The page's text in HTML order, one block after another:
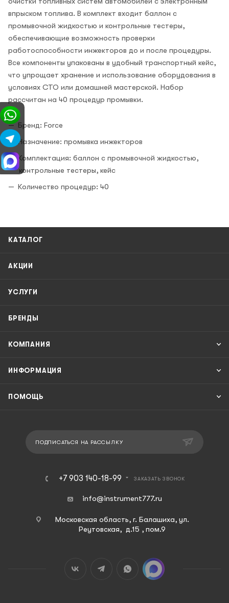
впрыском топлива. В комплект входит баллон с
промывочной жидкостью и контрольные тестеры,
обеспечивающие возможность проверки
работоспособности инжекторов до и после процедуры.
Все компоненты упакованы в удобный транспортный кейс,
что упрощает хранение и использование оборудования в
условиях СТО или домашней мастерской. Набор
рассчитан на 40 процедур промывки.
Бренд: Force
Назначение: промывка инжекторов
Комплектация: баллон с промывочной жидкостью,
контрольные тестеры, кейс
Количество процедур: 40
КАТАЛОГ
АКЦИИ
УСЛУГИ
БРЕНДЫ
КОМПАНИЯ
ИНФОРМАЦИЯ
ПОМОЩЬ
ПОДПИСАТЬСЯ НА РАССЫЛКУ
+7 903 140-18-99 ЗАКАЗАТЬ ЗВОНОК
info@instrument777.ru
Московская область, г. Балашиха, ул.
Реутовская, д.15 , пом.9